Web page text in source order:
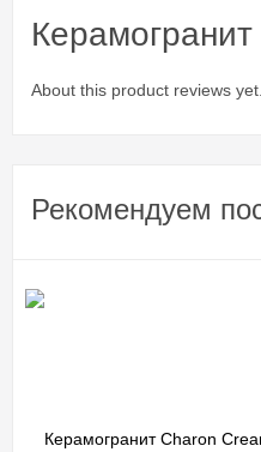
About this product reviews
Рекомендуем